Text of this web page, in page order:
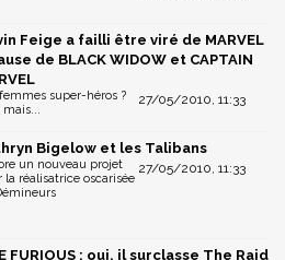
Feige a failli être viré de MARVEL
de BLACK WIDOW et CAPTAIN
27/05/2010, 11:33
super-héros ?
mais...
Bigelow et les Talibans
27/05/2010, 11:33
un nouveau projet
la réalisatrice oscarisée
FURIOUS : oui, il surclasse The Raid